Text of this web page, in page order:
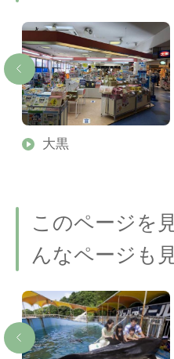
大黒
このページを
んなページも